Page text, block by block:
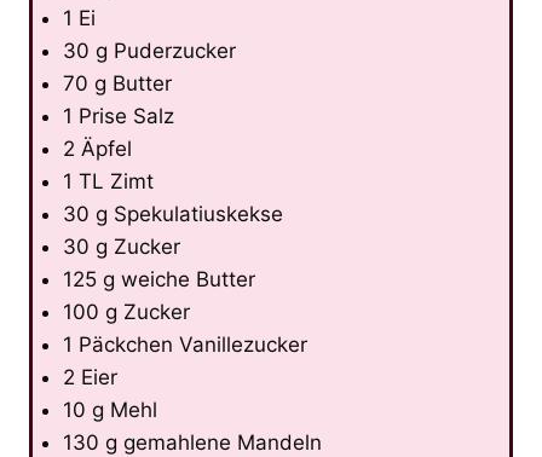
1 Ei
30 g Puderzucker
70 g Butter
1 Prise Salz
2 Äpfel
1 TL Zimt
30 g Spekulatiuskekse
30 g Zucker
125 g weiche Butter
100 g Zucker
1 Päckchen Vanillezucker
2 Eier
10 g Mehl
130 g gemahlene Mandeln